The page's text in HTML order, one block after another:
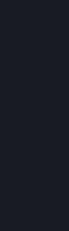
[RP][QC]Ecole des
https://
le gamemode
https://
Des props ne sont
https://